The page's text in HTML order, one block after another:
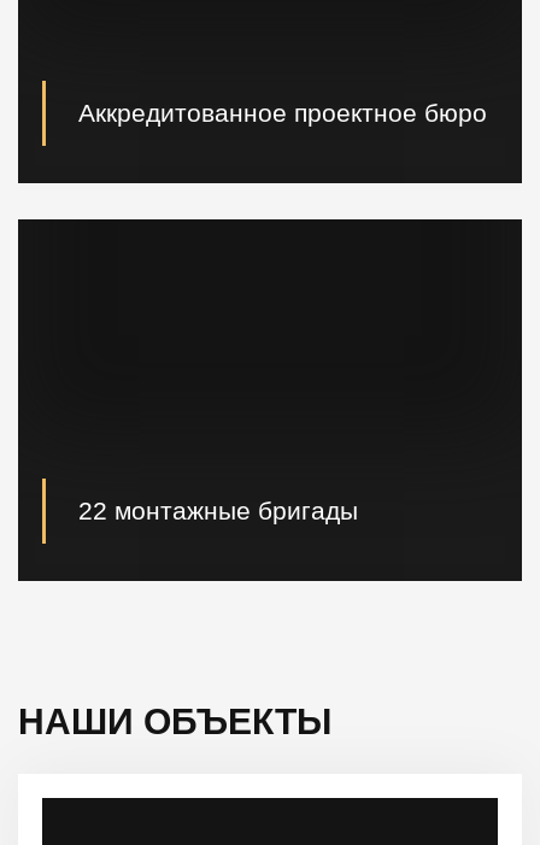
Аккредитованное проектное бюро
22 монтажные бригады
НАШИ ОБЪЕКТЫ